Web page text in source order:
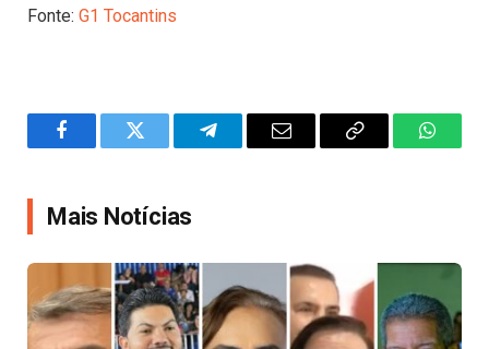
Fonte: G1 Tocantins
FacebookTwitter TelegramEmail
Copy
Mais Notícias